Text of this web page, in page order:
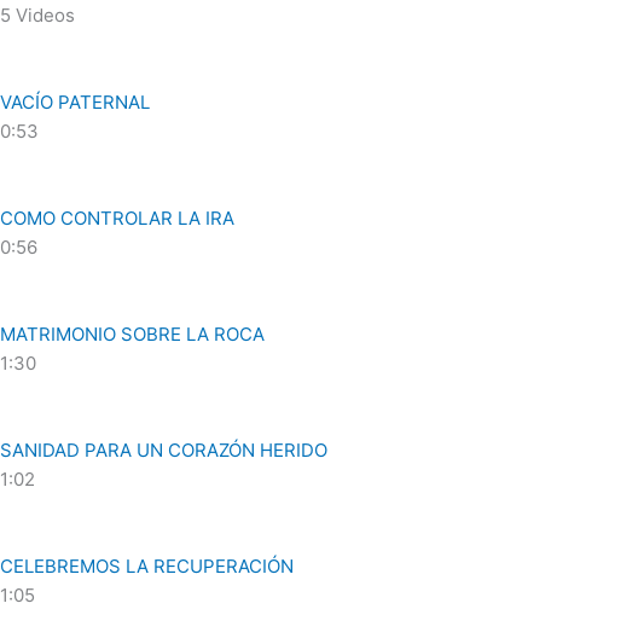
5 Videos
VACÍO PATERNAL
0:53
COMO CONTROLAR LA IRA
0:56
MATRIMONIO SOBRE LA ROCA
1:30
SANIDAD PARA UN CORAZÓN HERIDO
1:02
CELEBREMOS LA RECUPERACIÓN
1:05